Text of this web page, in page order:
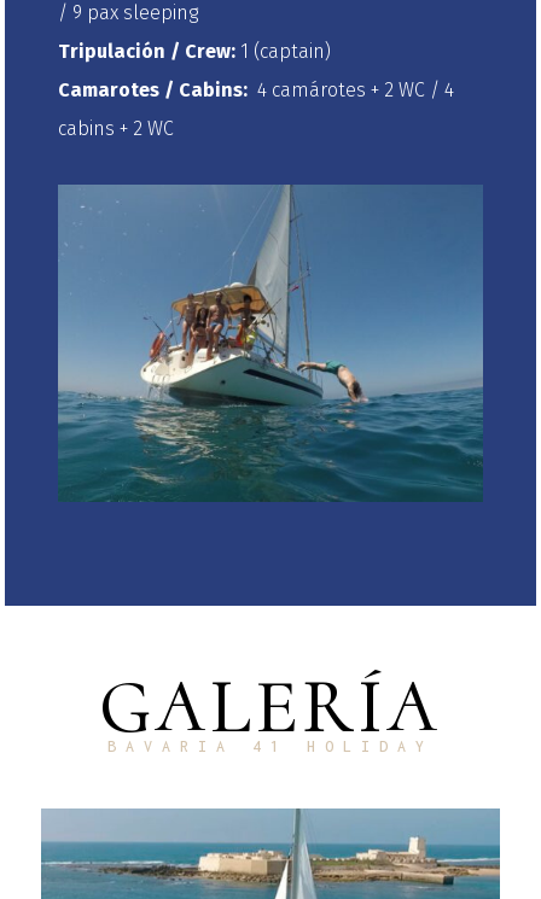
/ 9 pax sleeping
Tripulación / Crew: 1 (captain)
Camarotes / Cabins:4 camárotes + 2 WC / 4
cabins + 2 WC
GALERÍA
BAVARIA 41 HOLIDAY